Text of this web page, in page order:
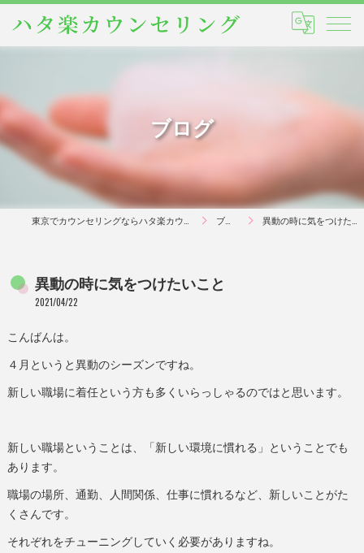
ブログ
ブログ 異動の時に気をつけたいこと
異動の時に気をつけたいこと
2021/04/22
こんばんは。
４月というと異動のシーズンですね。
新しい職場に着任という方も多くいらっしゃるのではと思います。
新しい職場ということは、「新しい環境に慣れる」ということでも
あります。
職場の場所、通勤、人間関係、仕事に慣れるなど、新しいことがた
くさんです。
それぞれをチューニングしていく必要がありますね。